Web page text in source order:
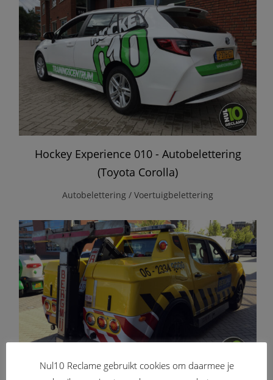
Hockey Experience 010 - Autobelettering
(Toyota Corolla)
Autobelettering / Voertuigbelettering
Nul10 Reclame gebruikt cookies om daarmee je